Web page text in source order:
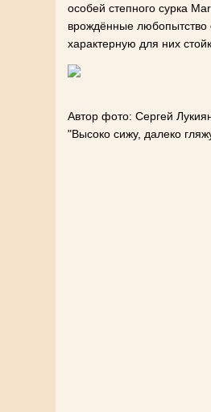
особей степного сурка
врождённые любопытство
характерную для них
Автор фото: Сергей
"Высоко сижу, далеко